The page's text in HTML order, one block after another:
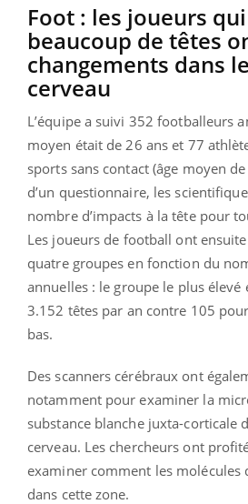
Foot : les joueurs
beaucoup de têtes
changements dans
cerveau
L’équipe a suivi 352 footballeurs
moyen était de 26 ans et 77
sports sans contact (âge moyen de
d’un questionnaire, les
nombre d’impacts à la tête pour
Les joueurs de football ont
quatre groupes en fonction du
annuelles : le groupe le plus
3.152 têtes par an contre 105
bas.
Des scanners cérébraux ont
notamment pour examiner la
substance blanche juxta-corticale
cerveau. Les chercheurs ont
examiner comment les molécules
dans cette zone.